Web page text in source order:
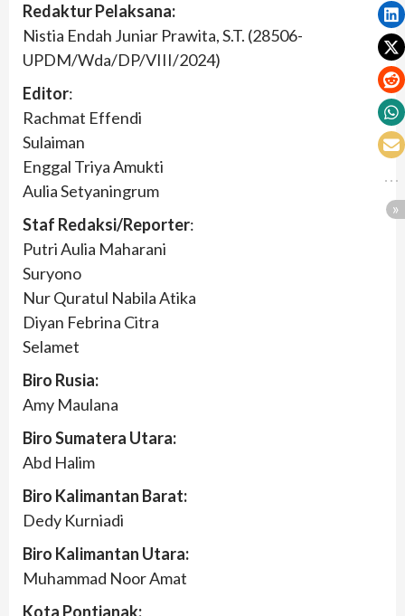
Redaktur Pelaksana:
Nistia Endah Juniar Prawita, S.T. (28506-
UPDM/Wda/DP/VIII/2024)
Editor:
Rachmat Effendi
Sulaiman
Enggal Triya Amukti
Aulia Setyaningrum
Staf Redaksi/Reporter:
Putri Aulia Maharani
Suryono
Nur Quratul Nabila Atika
Diyan Febrina Citra
Selamet
Biro Rusia:
Amy Maulana
Biro Sumatera Utara:
Abd Halim
Biro Kalimantan Barat:
Dedy Kurniadi
Biro Kalimantan Utara:
Muhammad Noor Amat
Kota Pontianak: